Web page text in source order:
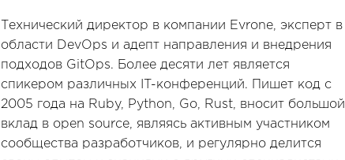
Технический директор в компании Evrone, эксперт в
области DevOps и адепт направления и внедрения
подходов GitOps. Более десяти лет является
спикером различных IT-конференций. Пишет код с
2005 года на Ruby, Python, Go, Rust, вносит большой
вклад в open source, являясь активным участником
сообщества разработчиков, и регулярно делится